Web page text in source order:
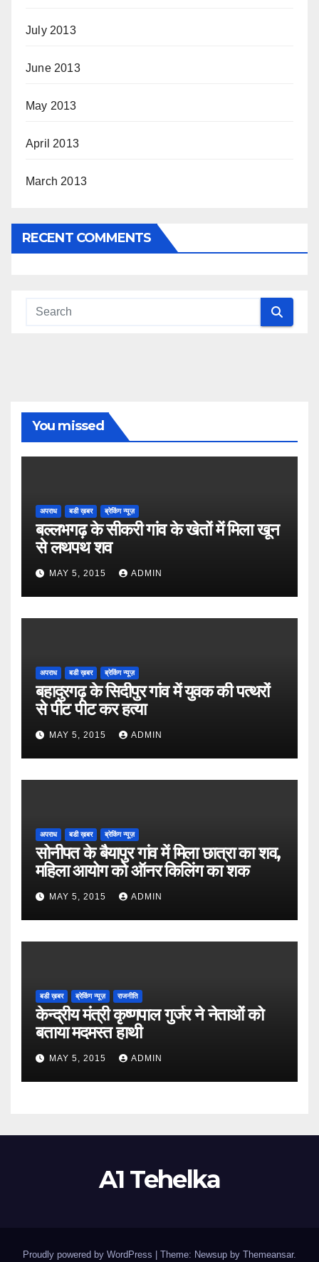
July 2013
June 2013
May 2013
April 2013
March 2013
RECENT COMMENTS
You missed
अपराध बडी ख़बर ब्रेकिंग न्यूज़
बल्लभगढ़ के सीकरी गांव के खेतों में मिला खून
से लथपथ शव
MAY 5, 2015 ADMIN
अपराध बडी ख़बर ब्रेकिंग न्यूज़
बहादुरगढ़ के सिदीपुर गांव में युवक की पत्थरों
से पीट पीट कर हत्या
MAY 5, 2015 ADMIN
अपराध बडी ख़बर ब्रेकिंग न्यूज़
सोनीपत के बैयापुर गांव में मिला छात्रा का शव,
महिला आयोग को ऑनर किलिंग का शक
MAY 5, 2015 ADMIN
बडी ख़बर ब्रेकिंग न्यूज़ राजनीति
केन्द्रीय मंत्री कृष्णपाल गुर्जर ने नेताओं को
बताया मदमस्त हाथी
MAY 5, 2015 ADMIN
A1 Tehelka
Proudly powered by WordPress Theme: Newsup by Themeansar.